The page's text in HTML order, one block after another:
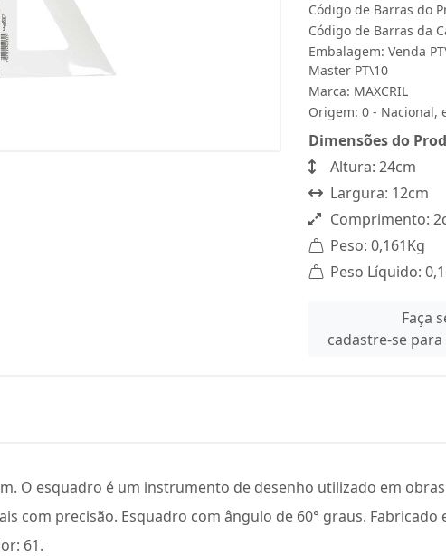
Código de Barras do
Código de Barras da
Embalagem: Venda
Master PT\10
Marca: MAXCRIL
Origem: 0 - Nacional,
Dimensões do
Altura: 24cm
Largura: 12cm
Comprimento:
Peso: 0,161Kg
Peso Líquido:
Faça
cadastre-se
O esquadro é um instrumento de desenho utilizado em
com precisão. Esquadro com ângulo de 60° graus.
61.